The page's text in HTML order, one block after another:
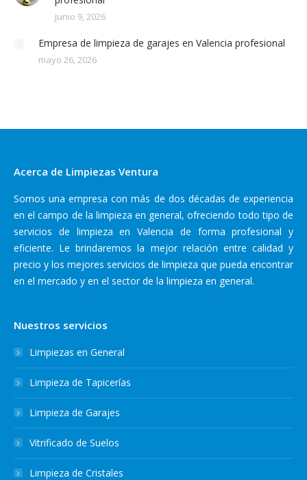
junio 9, 2026
Empresa de limpieza de garajes en Valencia profesional
mayo 26, 2026
Acerca de Limpiezas Ventura
Somos una empresa con más de dos décadas de experiencia
en el campo de la limpieza en general, ofreciendo todo tipo de
servicios de limpieza en Valencia de forma profesional y
eficiente. Le brindaremos la mejor relación entre calidad y
precio y los mejores servicios de limpieza que pueda encontrar
en el mercado y en el sector de la limpieza en general.
Nuestros servicios
Limpiezas en General
Limpieza de Tapicerías
Limpieza de Garajes
Vitrificado de Suelos
Limpieza de Cristales